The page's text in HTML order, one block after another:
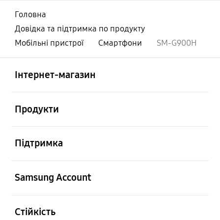
Головна
Довідка та підтримка по продукту
Мобільні пристрої
Смартфони SM-G900H
Інтернет-магазин
Продукти
Підтримка
Samsung Account
Стійкість